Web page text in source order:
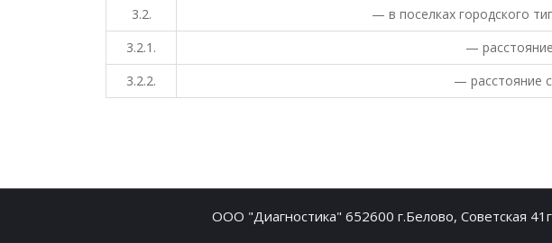
3.2.
— в поселках городского
3.2.1.
—
3.2.2.
— расстояние
ООО "Диагностика" 652600 г.Белово, Советская